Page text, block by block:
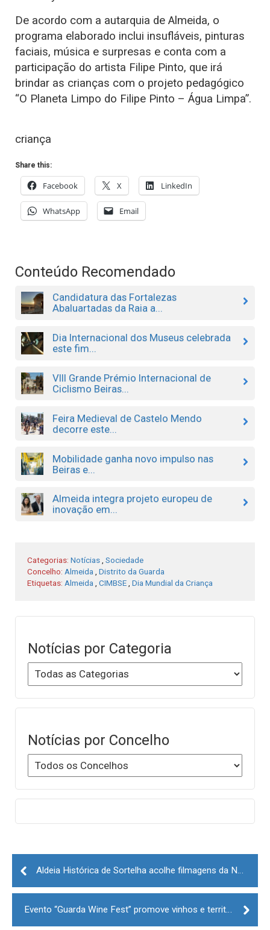
De acordo com a autarquia de Almeida, o
programa elaborado inclui insufláveis, pinturas
faciais, música e surpresas e conta com a
participação do artista Filipe Pinto, que irá
brindar as crianças com o projeto pedagógico
“O Planeta Limpo do Filipe Pinto – Água Limpa”.
criança
Share this:
Facebook X LinkedIn
WhatsApp Email
Conteúdo Recomendado
Candidatura das Fortalezas
Abaluartadas da Raia a...
Dia Internacional dos Museus celebrada
este fim...
VIII Grande Prémio Internacional de
Ciclismo Beiras...
Feira Medieval de Castelo Mendo
decorre este...
Mobilidade ganha novo impulso nas
Beiras e...
Almeida integra projeto europeu de
inovação em...
Categorias: Notícias Sociedade
Concelho: Almeida
Distrito da Guarda
Etiquetas: Almeida CIMBSE Dia Mundial da Criança
Notícias por Categoria
Notícias por Concelho
Post
navigation
Aldeia Histórica de Sortelha acolhe filmagens da Netflix
Evento “Guarda Wine Fest” promove vinhos e território